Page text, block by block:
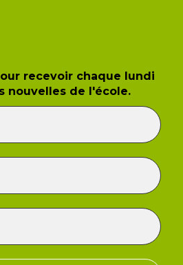
recevoir chaque lundi
nouvelles de l'école.